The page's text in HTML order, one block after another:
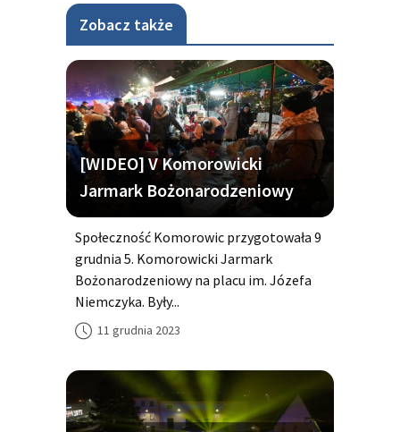
Zobacz także
[WIDEO] V Komorowicki
Jarmark Bożonarodzeniowy
Społeczność Komorowic przygotowała 9
grudnia 5. Komorowicki Jarmark
Bożonarodzeniowy na placu im. Józefa
Niemczyka. Były...
11 grudnia 2023